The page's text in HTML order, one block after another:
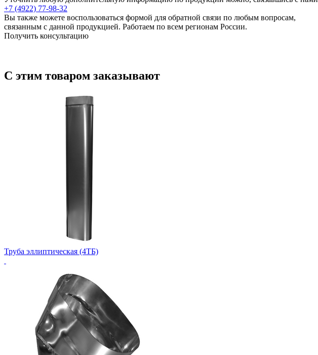
+7 (4922) 77-98-32
Вы также можете воспользоваться формой для обратной связи по любым вопросам,
связанным с данной продукцией. Работаем по всем регионам России.
Получить консультацию
С этим товаром заказывают
Труба эллиптическая (4ТБ)